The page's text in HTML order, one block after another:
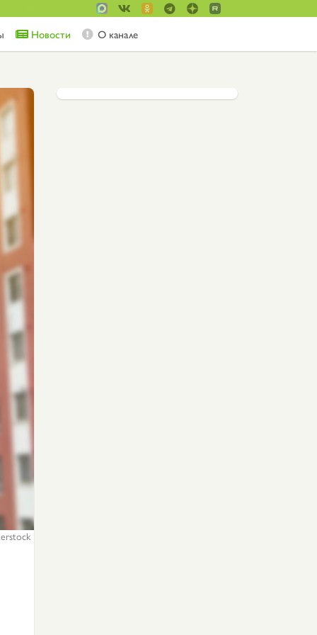
Новости О канале